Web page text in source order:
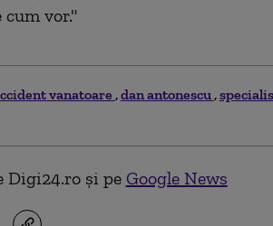
vor."
vanatoare dan antonescu
Digi24.ro și pe Google News